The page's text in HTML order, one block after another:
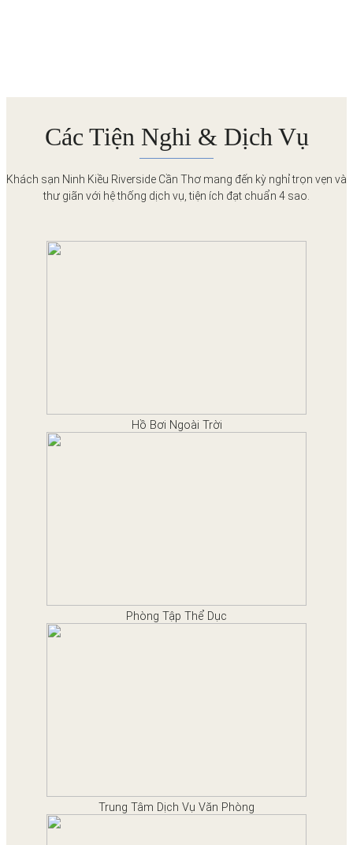
Các Tiện Nghi & Dịch Vụ
Khách sạn Ninh Kiều Riverside Cần Thơ mang đến kỳ nghỉ trọn vẹn và
thư giãn với hệ thống dịch vụ, tiện ích đạt chuẩn 4 sao.
Hồ Bơi Ngoài Trời
Phòng Tập Thể Dục
Trung Tâm Dịch Vụ Văn Phòng